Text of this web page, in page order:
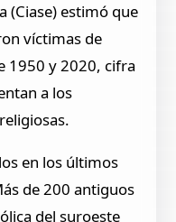
(Ciase) estimó que
víctimas de
1950 y 2020, cifra
a los
en los últimos
de 200 antiguos
del suroeste